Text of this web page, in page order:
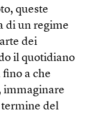
queste
di un regime
dei
il quotidiano
a che
immaginare
del